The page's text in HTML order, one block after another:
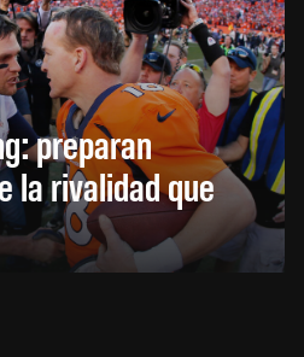
preparan
la rivalidad que